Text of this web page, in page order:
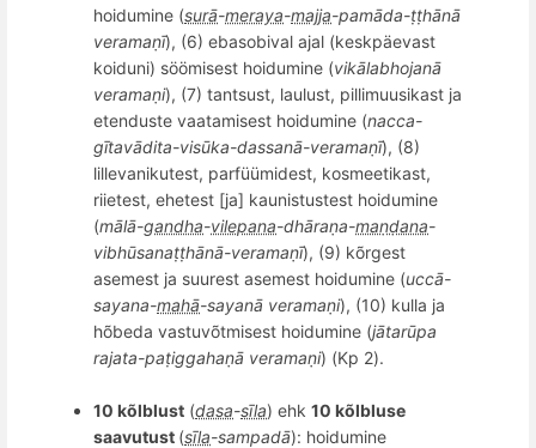
hoidumine (surā-meraya-majja-pamāda-ṭṭhānā
veramaṇī), (6) ebasobival ajal (keskpäevast
koiduni) söömisest hoidumine (vikālabhojanā
veramaṇi), (7) tantsust, laulust, pillimuusikast ja
etenduste vaatamisest hoidumine (nacca-
gītavādita-visūka-dassanā-veramaṇī), (8)
lillevanikutest, parfüümidest, kosmeetikast,
riietest, ehetest [ja] kaunistustest hoidumine
(mālā-gandha-vilepana-dhāraṇa-maṇḍana-
vibhūsanaṭṭhānā-veramaṇī), (9) kõrgest
asemest ja suurest asemest hoidumine (uccā-
sayana-mahā-sayanā veramaṇi), (10) kulla ja
hõbeda vastuvõtmisest hoidumine (jātarūpa
rajata-paṭiggahaṇā veramaṇi) (Kp 2).
10 kõlblust (dasa-sīla) ehk 10 kõlbluse
saavutust (sīla-sampadā): hoidumine